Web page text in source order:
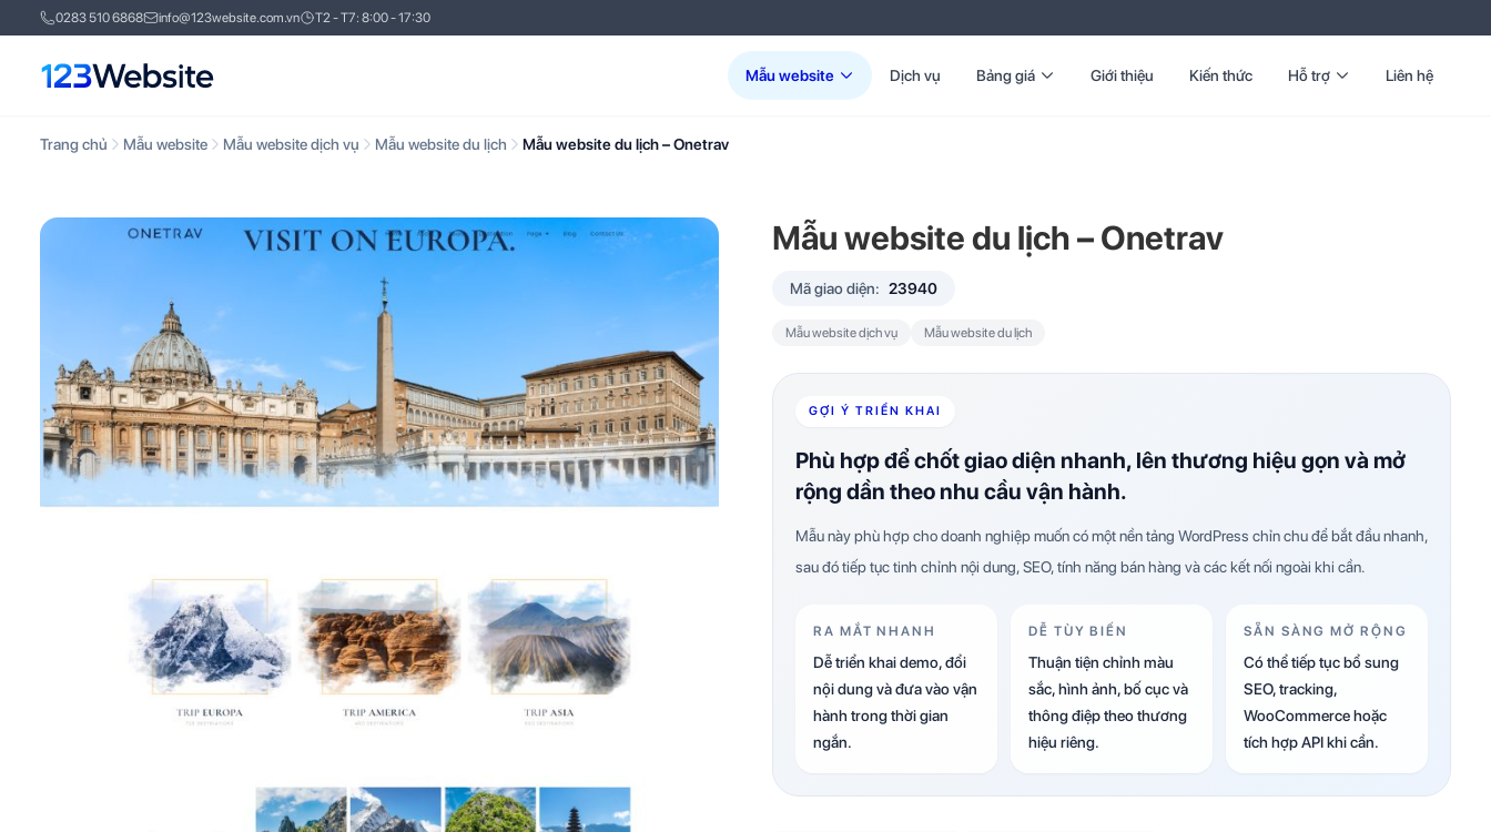
0283 510 6868 info@123website.com.vn T2 - T7: 8:00 - 17:30
Mẫu website Dịch vụ Bảng giá Giới thiệu Kiến thức Hỗ trợ Liên hệ
Trang chủ Mẫu website Mẫu website dịch vụ Mẫu website du lịch Mẫu website du lịch – Onetrav
Mẫu website du lịch – Onetrav
Mã giao diện: 23940
Mẫu website dịch vụ Mẫu website du lịch
GỢI Ý TRIỂN KHAI
Phù hợp để chốt giao diện nhanh, lên thương hiệu gọn và mở
rộng dần theo nhu cầu vận hành.
Mẫu này phù hợp cho doanh nghiệp muốn có một nền tảng WordPress chỉn chu để bắt đầu nhanh,
sau đó tiếp tục tinh chỉnh nội dung, SEO, tính năng bán hàng và các kết nối ngoài khi cần.
RA MẮT NHANH
Dễ triển khai demo, đổi
nội dung và đưa vào vận
hành trong thời gian
ngắn.
DỄ TÙY BIẾN
Thuận tiện chỉnh màu
sắc, hình ảnh, bố cục và
thông điệp theo thương
hiệu riêng.
SẴN SÀNG MỞ RỘNG
Có thể tiếp tục bổ sung
SEO, tracking,
WooCommerce hoặc
tích hợp API khi cần.